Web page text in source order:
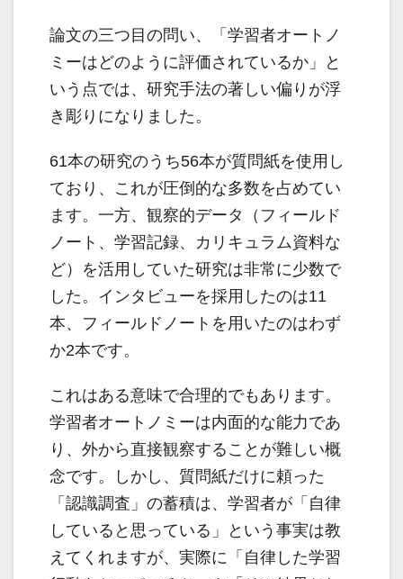
論文の三つ目の問い、「学習者オートノ
ミーはどのように評価されているか」と
いう点では、研究手法の著しい偏りが浮
き彫りになりました。
61本の研究のうち56本が質問紙を使用し
ており、これが圧倒的な多数を占めてい
ます。一方、観察的データ（フィールド
ノート、学習記録、カリキュラム資料な
ど）を活用していた研究は非常に少数で
した。インタビューを採用したのは11
本、フィールドノートを用いたのはわず
か2本です。
これはある意味で合理的でもあります。
学習者オートノミーは内面的な能力であ
り、外から直接観察することが難しい概
念です。しかし、質問紙だけに頼った
「認識調査」の蓄積は、学習者が「自律
していると思っている」という事実は教
えてくれますが、実際に「自律した学習